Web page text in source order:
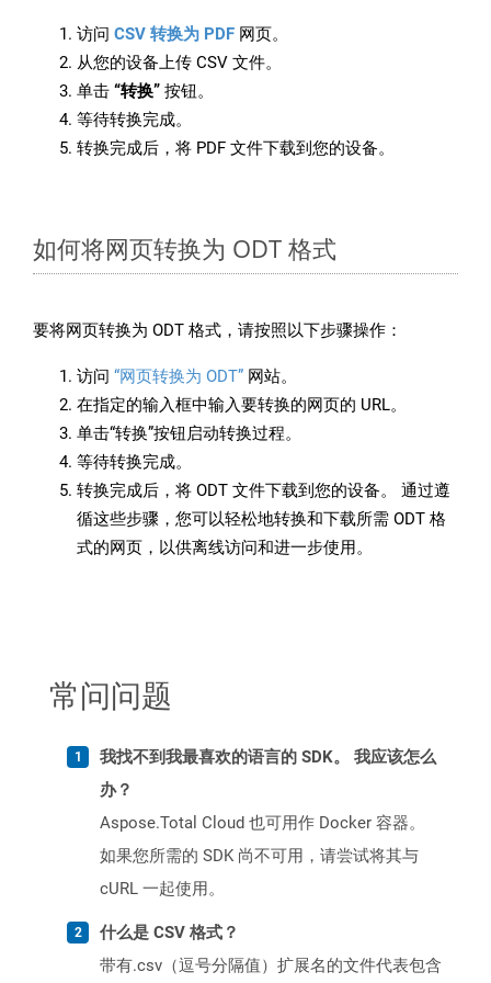
访问 CSV 转换为 PDF 网页。
从您的设备上传 CSV 文件。
单击 “转换” 按钮。
等待转换完成。
转换完成后，将 PDF 文件下载到您的设备。
如何将网页转换为 ODT 格式
要将网页转换为 ODT 格式，请按照以下步骤操作：
访问 “网页转换为 ODT” 网站。
在指定的输入框中输入要转换的网页的 URL。
单击“转换”按钮启动转换过程。
等待转换完成。
转换完成后，将 ODT 文件下载到您的设备。 通过遵
循这些步骤，您可以轻松地转换和下载所需 ODT 格
式的网页，以供离线访问和进一步使用。
常问问题
我找不到我最喜欢的语言的 SDK。 我应该怎么
办？
Aspose.Total Cloud 也可用作 Docker 容器。
如果您所需的 SDK 尚不可用，请尝试将其与
cURL 一起使用。
什么是 CSV 格式？
带有.csv（逗号分隔值）扩展名的文件代表包含